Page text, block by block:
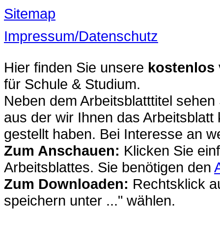
Sitemap
Impressum/Datenschutz
Hier finden Sie unsere kostenlos
für Schule & Studium.
Neben dem Arbeitsblatttitel
aus der wir Ihnen das
gestellt haben. Bei Interesse an
Zum Anschauen: Klicken Sie
Arbeitsblattes. Sie benötigen den
Zum Downloaden: Rechtsklick
speichern unter ..." wählen.